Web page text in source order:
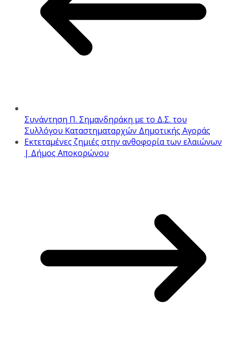
Συνάντηση Π. Σημανδηράκη με το Δ.Σ. του
Συλλόγου Καταστηματαρχών Δημοτικής Αγοράς
Εκτεταμένες ζημιές στην ανθοφορία των ελαιώνων
| Δήμος Αποκορώνου